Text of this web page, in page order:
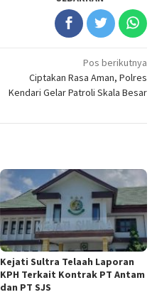
Pos berikutnya
Ciptakan Rasa Aman, Polres
Kendari Gelar Patroli Skala Besar
Kejati Sultra Telaah Laporan
KPH Terkait Kontrak PT Antam
dan PT SJS